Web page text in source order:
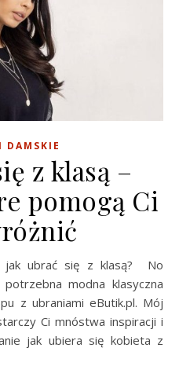
DAMSKIE
z klasą –
pomogą Ci
modna klasyczna
z ubraniami eButik.pl. Mój
Ci mnóstwa inspiracji i
jak ubiera się kobieta z